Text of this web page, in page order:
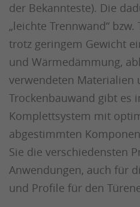
der Bekannteste). Die
„leichte Trennwand“
trotz geringem Gewicht
und Wärmedämmung,
verwendeten Materialien
Trockenbauwand gibt es
Komplettsystem mit
abgestimmten
Sie die verschiedensten
Anwendungen, auch für
und Profile für den